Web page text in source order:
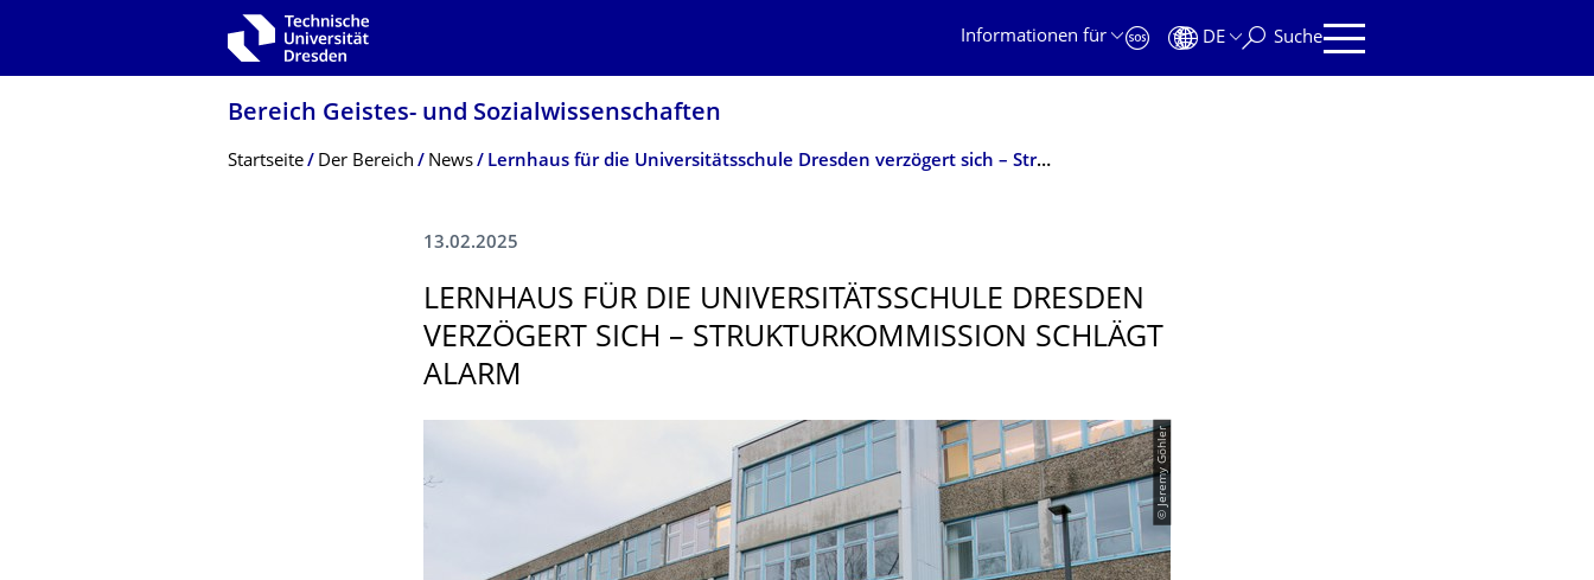
Zur Hauptnavigation springen
Informationen für
DE Suche
Bereich Geistes- und Sozialwissenschaf­ten
Breadcrumb-Menü
Startseite Der Bereich News Lernhaus für die Universitätsschule Dresden verzögert sich – Strukturkommission schlägt Alarm
13.02.2025
LERNHAUS FÜR DIE UNIVERSITÄTS­SCHULE DRESDEN
VERZÖGERT SICH – STRUKTURKOMMIS­SION SCHLÄGT
ALARM
© Jeremy Göhler